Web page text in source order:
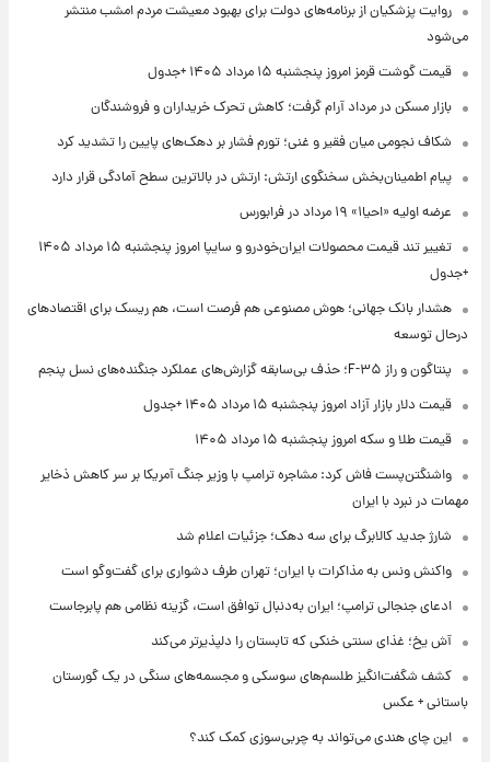
روایت پزشکیان از برنامه‌های دولت برای بهبود معیشت مردم امشب منتشر
می‌شود
قیمت گوشت قرمز امروز پنجشنبه ۱۵ مرداد ۱۴۰۵ +جدول
بازار مسکن در مرداد آرام گرفت؛ کاهش تحرک خریداران و فروشندگان
شکاف نجومی میان فقیر و غنی؛ تورم فشار بر دهک‌های پایین را تشدید کرد
پیام اطمینان‌بخش سخنگوی ارتش: ارتش در بالاترین سطح آمادگی قرار دارد
عرضه اولیه «احیا۱» ۱۹ مرداد در فرابورس
تغییر تند قیمت محصولات ایران‌خودرو و سایپا امروز پنجشنبه ۱۵ مرداد ۱۴۰۵
+جدول
هشدار بانک جهانی؛ هوش مصنوعی هم فرصت است، هم ریسک برای اقتصادهای
درحال توسعه
پنتاگون و راز F-۳۵؛ حذف بی‌سابقه گزارش‌های عملکرد جنگنده‌های نسل پنجم
قیمت دلار بازار آزاد امروز پنجشنبه ۱۵ مرداد ۱۴۰۵ +جدول
قیمت طلا و سکه امروز پنجشنبه ۱۵ مرداد ۱۴۰۵
واشنگتن‌پست فاش کرد: مشاجره ترامپ با وزیر جنگ آمریکا بر سر کاهش ذخایر
مهمات در نبرد با ایران
شارژ جدید کالابرگ برای سه دهک؛ جزئیات اعلام شد
واکنش ونس به مذاکرات با ایران؛ تهران طرف دشواری برای گفت‌وگو است
ادعای جنجالی ترامپ؛ ایران به‌دنبال توافق است، گزینه نظامی هم پابرجاست
آش یخ؛ غذای سنتی خنکی که تابستان را دلپذیرتر می‌کند
کشف شگفت‌انگیز طلسم‌های سوسکی و مجسمه‌های سنگی در یک گورستان
باستانی + عکس
این چای هندی می‌تواند به چربی‌سوزی کمک کند؟